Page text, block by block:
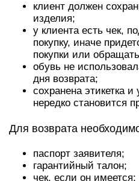
клиент должен
изделия;
у клиента есть чек,
покупку, иначе
покупки или
обувь не
дня возврата;
сохранена этикетка и
нередко становится
Для возврата
паспорт заявителя;
гарантийный талон;
чек, если он имеется;